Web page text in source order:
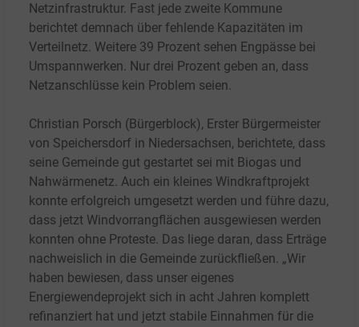
Netzinfrastruktur. Fast jede zweite Kommune
berichtet demnach über fehlende Kapazitäten im
Verteilnetz. Weitere 39 Prozent sehen Engpässe bei
Umspannwerken. Nur drei Prozent geben an, dass
Netzanschlüsse kein Problem seien.
Christian Porsch (Bürgerblock), Erster Bürgermeister
von Speichersdorf in Niedersachsen, berichtete, dass
seine Gemeinde gut gestartet sei mit Biogas und
Nahwärmenetz. Auch ein kleines Windkraftprojekt
konnte erfolgreich umgesetzt werden und führe dazu,
dass jetzt Windvorrangflächen ausgewiesen werden
konnten ohne Proteste. Das liege daran, dass Erträge
nachweislich in die Gemeinde zurückfließen. „Wir
haben bewiesen, dass unser eigenes
Energiewendeprojekt sich in acht Jahren komplett
refinanziert hat und jetzt stabile Einnahmen für die